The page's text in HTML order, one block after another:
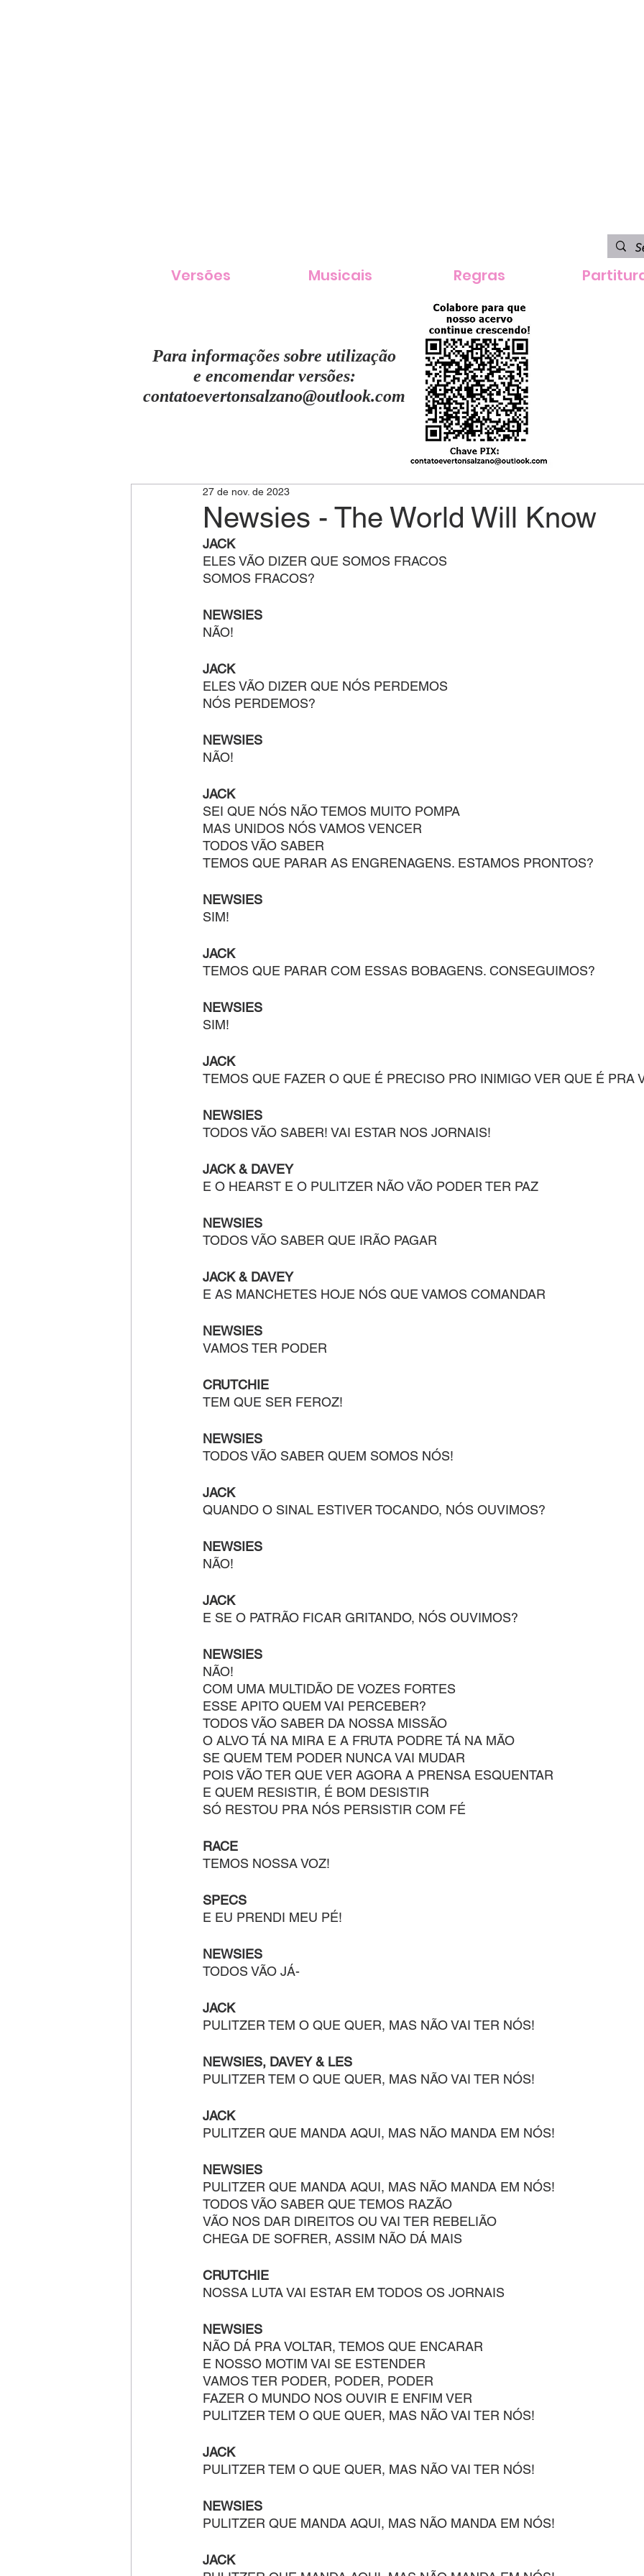
Versões Musicais Regras
Para informações sobre utilização
e encomendar versões:
contatoevertonsalzano@outlook.com
Newsies - The World Will Know
27 de nov. de 2023
JACK
ELES VÃO DIZER QUE SOMOS FRACOS
SOMOS FRACOS?
NEWSIES
NÃO!
JACK
ELES VÃO DIZER QUE NÓS PERDEMOS
NÓS PERDEMOS?
NEWSIES
NÃO!
JACK
SEI QUE NÓS NÃO TEMOS MUITO POMPA
MAS UNIDOS NÓS VAMOS VENCER
TODOS VÃO SABER
TEMOS QUE PARAR AS ENGRENAGENS. ESTAMOS PRONTOS?
NEWSIES
SIM!
JACK
TEMOS QUE PARAR COM ESSAS BOBAGENS. CONSEGUIMOS?
NEWSIES
SIM!
JACK
TEMOS QUE FAZER O QUE É PRECISO PRO INIMIGO VER QUE É PRA
NEWSIES
TODOS VÃO SABER! VAI ESTAR NOS JORNAIS!
JACK & DAVEY
E O HEARST E O PULITZER NÃO VÃO PODER TER PAZ
NEWSIES
TODOS VÃO SABER QUE IRÃO PAGAR
JACK & DAVEY
E AS MANCHETES HOJE NÓS QUE VAMOS COMANDAR
NEWSIES
VAMOS TER PODER
CRUTCHIE
TEM QUE SER FEROZ!
NEWSIES
TODOS VÃO SABER QUEM SOMOS NÓS!
JACK
QUANDO O SINAL ESTIVER TOCANDO, NÓS OUVIMOS?
NEWSIES
NÃO!
JACK
E SE O PATRÃO FICAR GRITANDO, NÓS OUVIMOS?
NEWSIES
NÃO!
COM UMA MULTIDÃO DE VOZES FORTES
ESSE APITO QUEM VAI PERCEBER?
TODOS VÃO SABER DA NOSSA MISSÃO
O ALVO TÁ NA MIRA E A FRUTA PODRE TÁ NA MÃO
SE QUEM TEM PODER NUNCA VAI MUDAR
POIS VÃO TER QUE VER AGORA A PRENSA ESQUENTAR
E QUEM RESISTIR, É BOM DESISTIR
SÓ RESTOU PRA NÓS PERSISTIR COM FÉ
RACE
TEMOS NOSSA VOZ!
SPECS
E EU PRENDI MEU PÉ!
NEWSIES
TODOS VÃO JÁ-
JACK
PULITZER TEM O QUE QUER, MAS NÃO VAI TER NÓS!
NEWSIES, DAVEY & LES
PULITZER TEM O QUE QUER, MAS NÃO VAI TER NÓS!
JACK
PULITZER QUE MANDA AQUI, MAS NÃO MANDA EM NÓS!
NEWSIES
PULITZER QUE MANDA AQUI, MAS NÃO MANDA EM NÓS!
TODOS VÃO SABER QUE TEMOS RAZÃO
VÃO NOS DAR DIREITOS OU VAI TER REBELIÃO
CHEGA DE SOFRER, ASSIM NÃO DÁ MAIS
CRUTCHIE
NOSSA LUTA VAI ESTAR EM TODOS OS JORNAIS
NEWSIES
NÃO DÁ PRA VOLTAR, TEMOS QUE ENCARAR
E NOSSO MOTIM VAI SE ESTENDER
VAMOS TER PODER, PODER, PODER
FAZER O MUNDO NOS OUVIR E ENFIM VER
PULITZER TEM O QUE QUER, MAS NÃO VAI TER NÓS!
JACK
PULITZER TEM O QUE QUER, MAS NÃO VAI TER NÓS!
NEWSIES
PULITZER QUE MANDA AQUI, MAS NÃO MANDA EM NÓS!
JACK